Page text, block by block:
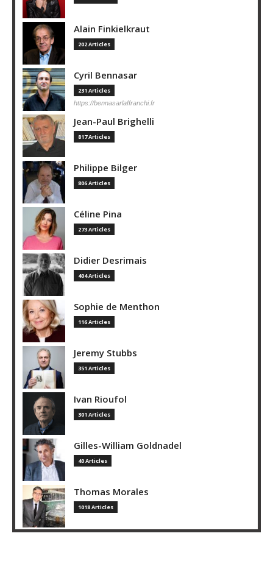
Alain Finkielkraut
202 Articles
Cyril Bennasar
231 Articles
https://bennasarlaffranchi.fr
Jean-Paul Brighelli
817 Articles
Philippe Bilger
806 Articles
Céline Pina
273 Articles
Didier Desrimais
404 Articles
Sophie de Menthon
116 Articles
Jeremy Stubbs
351 Articles
Ivan Rioufol
301 Articles
Gilles-William Goldnadel
40 Articles
Thomas Morales
1018 Articles